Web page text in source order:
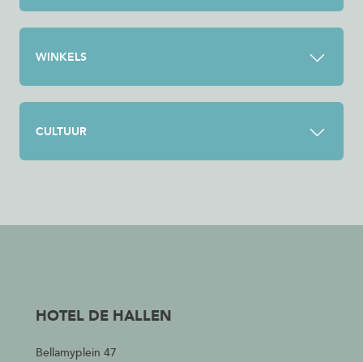
WINKELS
CULTUUR
HOTEL DE HALLEN
Bellamyplein 47